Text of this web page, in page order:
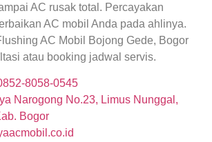
AC rusak total. Percayakan
AC mobil Anda pada ahlinya.
AC Mobil Bojong Gede, Bogor
atau booking jadwal servis.
8058-0545
Narogong No.23, Limus Nunggal,
Bogor